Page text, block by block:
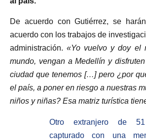
De acuerdo con Gutiérrez, se
acuerdo con los trabajos de
administración.«Yo vuelvo y doy el
mundo, vengan a Medellín y
ciudad que tenemos […] pero ¿por
el país, a poner en riesgo a nuestras
niños y niñas? Esa matriz turística
Otro extranjero de
capturado con una